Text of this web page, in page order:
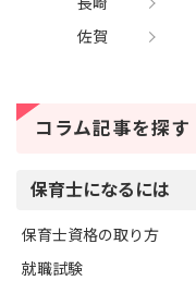
佐賀
コラム記事を探す
保育士になるには
保育士資格の取り方
就職試験